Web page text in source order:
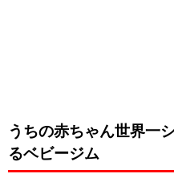
うちの赤ちゃん世界一
るベビージム